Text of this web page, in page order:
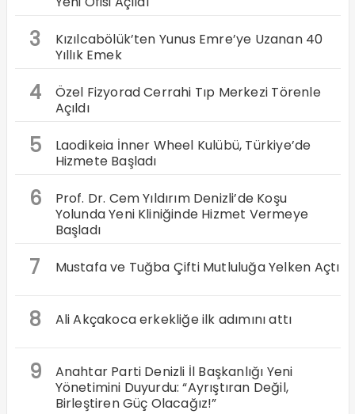
3
Kızılcabölük’ten Yunus Emre’ye Uzanan 40
Yıllık Emek
4
Özel Fizyorad Cerrahi Tıp Merkezi Törenle
Açıldı
5
Laodikeia İnner Wheel Kulübü, Türkiye’de
Hizmete Başladı
6
Prof. Dr. Cem Yıldırım Denizli’de Koşu
Yolunda Yeni Kliniğinde Hizmet Vermeye
Başladı
7 Mustafa ve Tuğba Çifti Mutluluğa Yelken Açtı
8 Ali Akçakoca erkekliğe ilk adımını attı
9
Anahtar Parti Denizli İl Başkanlığı Yeni
Yönetimini Duyurdu: “Ayrıştıran Değil,
Birleştiren Güç Olacağız!”